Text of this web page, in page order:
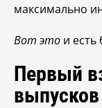
максимально
Вот это и есть
Первый
выпусков